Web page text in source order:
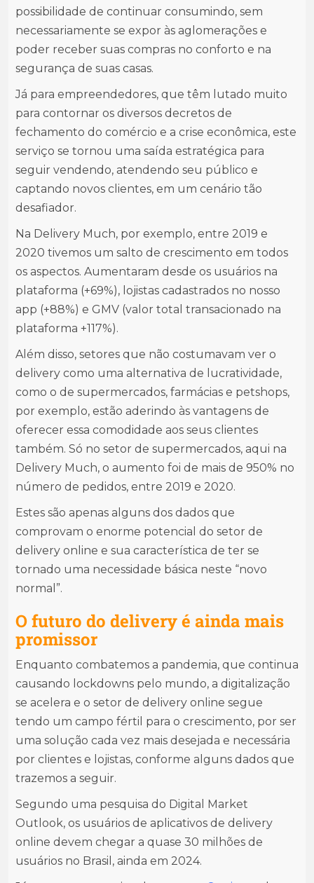
possibilidade de continuar consumindo, sem
necessariamente se expor às aglomerações e
poder receber suas compras no conforto e na
segurança de suas casas.
Já para empreendedores, que têm lutado muito
para contornar os diversos decretos de
fechamento do comércio e a crise econômica, este
serviço se tornou uma saída estratégica para
seguir vendendo, atendendo seu público e
captando novos clientes, em um cenário tão
desafiador.
Na Delivery Much, por exemplo, entre 2019 e
2020 tivemos um salto de crescimento em todos
os aspectos. Aumentaram desde os usuários na
plataforma (+69%), lojistas cadastrados no nosso
app (+88%) e GMV (valor total transacionado na
plataforma +117%).
Além disso, setores que não costumavam ver o
delivery como uma alternativa de lucratividade,
como o de supermercados, farmácias e petshops,
por exemplo, estão aderindo às vantagens de
oferecer essa comodidade aos seus clientes
também. Só no setor de supermercados, aqui na
Delivery Much, o aumento foi de mais de 950% no
número de pedidos, entre 2019 e 2020.
Estes são apenas alguns dos dados que
comprovam o enorme potencial do setor de
delivery online e sua característica de ter se
tornado uma necessidade básica neste “novo
normal”.
O futuro do delivery é ainda mais
promissor
Enquanto combatemos a pandemia, que continua
causando lockdowns pelo mundo, a digitalização
se acelera e o setor de delivery online segue
tendo um campo fértil para o crescimento, por ser
uma solução cada vez mais desejada e necessária
por clientes e lojistas, conforme alguns dados que
trazemos a seguir.
Segundo uma pesquisa do Digital Market
Outlook, os usuários de aplicativos de delivery
online devem chegar a quase 30 milhões de
usuários no Brasil, ainda em 2024.